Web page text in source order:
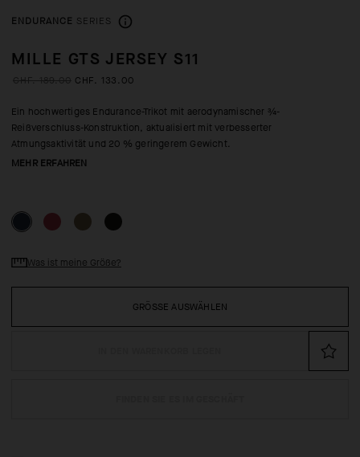
ENDURANCE SERIES
MILLE GTS JERSEY S11
CHF. 133.00
Ein hochwertiges Endurance-Trikot mit aerodynamischer ¾-
Reißverschluss-Konstruktion, aktualisiert mit verbesserter
Atmungsaktivität und 20 % geringerem Gewicht.
MEHR ERFAHREN
GRÖSSE AUSWÄHLEN
Was ist meine Größe?